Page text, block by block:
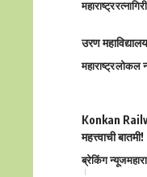
महाराष्ट्र
उरण
महाराष्ट्रलोकल
Konkan
महत्त्वाची बातमी!
ब्रेकिंग न्यूज